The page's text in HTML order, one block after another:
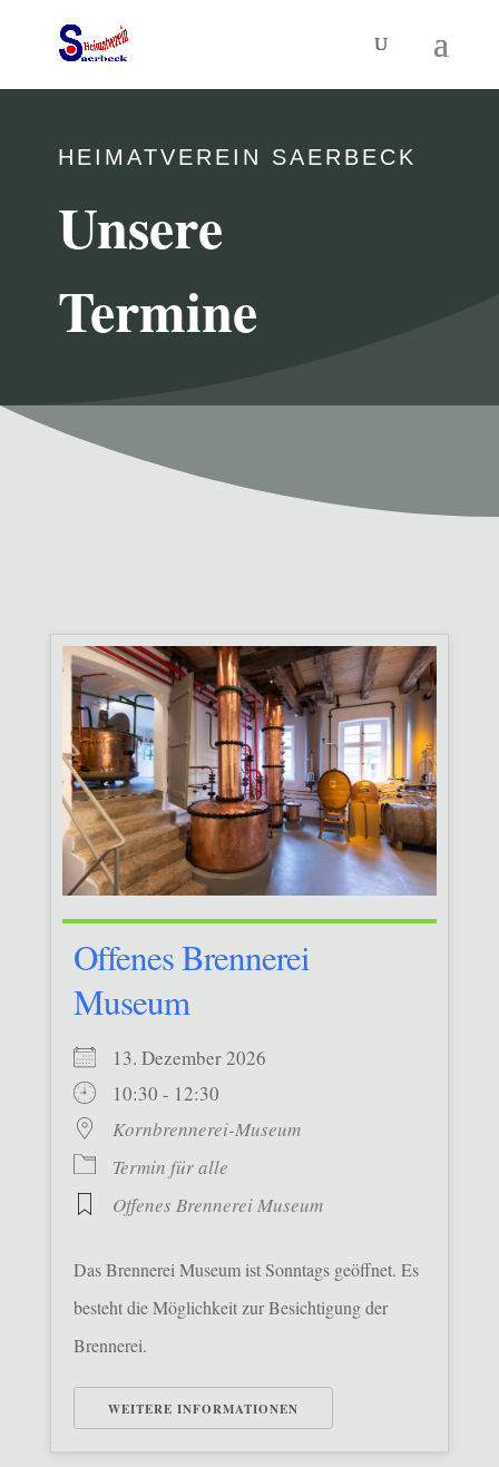
HEIMATVEREIN SAERBECK
Unsere
Termine
Offenes Brennerei
Museum
13. Dezember 2026
10:30 - 12:30
Kornbrennerei-Museum
Termin für alle
Offenes Brennerei Museum
Das Brennerei Museum ist Sonntags geöffnet. Es
besteht die Möglichkeit zur Besichtigung der
Brennerei.
WEITERE INFORMATIONEN